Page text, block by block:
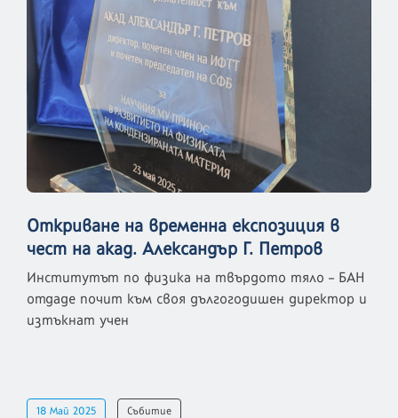
Откриване на временна експозиция в
чест на акад. Александър Г. Петров
Институтът по физика на твърдото тяло – БАН
отдаде почит към своя дългогодишен директор и
изтъкнат учен
18 Май 2025 Събитие